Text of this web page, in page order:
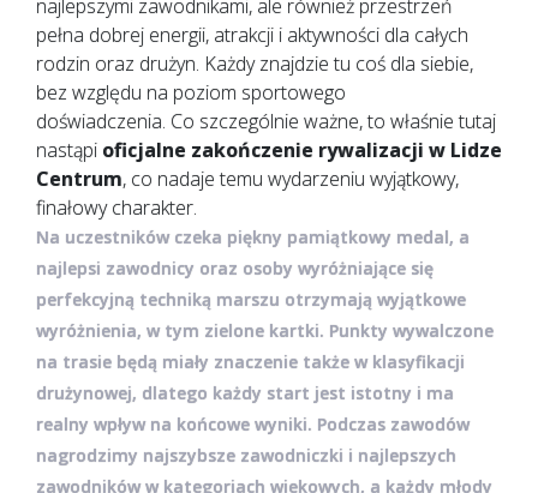
najlepszymi zawodnikami, ale również przestrzeń
pełna dobrej energii, atrakcji i aktywności dla całych
rodzin oraz drużyn. Każdy znajdzie tu coś dla siebie,
bez względu na poziom sportowego
doświadczenia. Co szczególnie ważne, to właśnie tutaj
nastąpi oficjalne zakończenie rywalizacji w Lidze
Centrum, co nadaje temu wydarzeniu wyjątkowy,
finałowy charakter.
Na uczestników czeka piękny pamiątkowy medal, a
najlepsi zawodnicy oraz osoby wyróżniające się
perfekcyjną techniką marszu otrzymają wyjątkowe
wyróżnienia, w tym zielone kartki. Punkty wywalczone
na trasie będą miały znaczenie także w klasyfikacji
drużynowej, dlatego każdy start jest istotny i ma
realny wpływ na końcowe wyniki. Podczas zawodów
nagrodzimy najszybsze zawodniczki i najlepszych
zawodników w kategoriach wiekowych, a każdy młody